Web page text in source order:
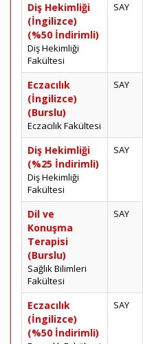
Diş Hekimliği
(İngilizce)
(%50 İndirimli)
Diş Hekimliği
Fakültesi
SAY
Eczacılık
(İngilizce)
(Burslu)
Eczacılık Fakültesi
SAY
Diş Hekimliği
(%25 İndirimli)
Diş Hekimliği
Fakültesi
SAY
Dil ve
Konuşma
Terapisi
(Burslu)
Sağlık Bilimleri
Fakültesi
SAY
Eczacılık
(İngilizce)
(%50 İndirimli)
SAY